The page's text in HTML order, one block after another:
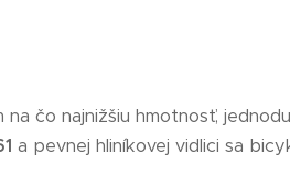
čo najnižšiu hmotnosť,
a pevnej hliníkovej vidlici sa